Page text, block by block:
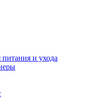
и ухода